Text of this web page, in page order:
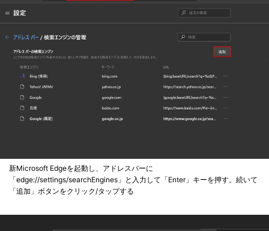
新Microsoft Edgeを起動し、アドレスバーに
「edge://settings/searchEngines」と入力して「Enter」キーを押す。続いて
「追加」ボタンをクリック/タップする